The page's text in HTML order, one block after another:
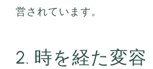
営されています。
2. 時を経た変容